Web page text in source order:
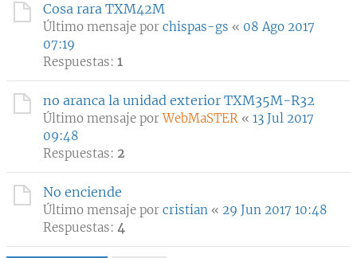
Cosa rara TXM42M
Último mensaje por chispas-gs « 08 Ago 2017
07:19
Respuestas: 1
no aranca la unidad exterior TXM35M-R32
Último mensaje porWebMaSTER « 13 Jul 2017
09:48
Respuestas: 2
No enciende
Último mensaje por cristian « 29 Jun 2017 10:48
Respuestas: 4